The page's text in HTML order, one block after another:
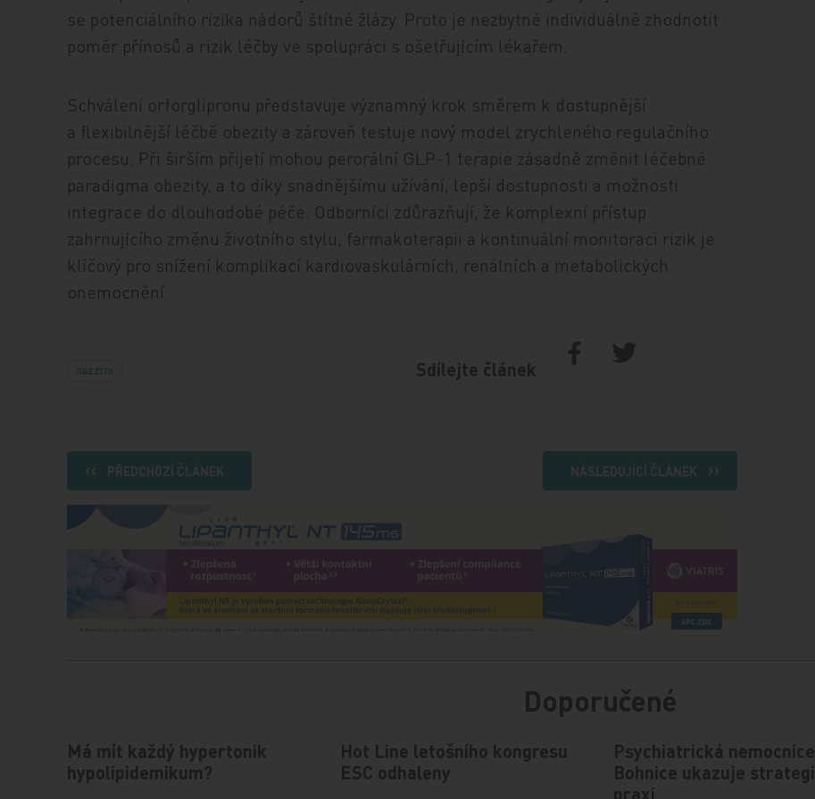
se potenciálního rizika nádorů štítné žlázy. Proto je nezbytné individuálně zhodnotit
poměr přínosů a rizik léčby ve spolupráci s ošetřujícím lékařem.
Schválení orforglipronu představuje významný krok směrem k dostupnější
a flexibilnější léčbě obezity a zároveň testuje nový model zrychleného regulačního
procesu. Při širším přijetí mohou perorální GLP-1 terapie zásadně změnit léčebné
paradigma obezity, a to díky snadnějšímu užívání, lepší dostupnosti a možnosti
integrace do dlouhodobé péče. Odborníci zdůrazňují, že komplexní přístup
zahrnujícího změnu životního stylu, farmakoterapii a kontinuální monitoraci rizik je
klíčový pro snížení komplikací kardiovaskulárních, renálních a metabolických
onemocnění.
OBEZITA Sdílejte článek
PŘEDCHOZÍ ČLÁNEK NÁSLEDUJÍCÍ ČLÁNEK
Doporučené
Má mít každý hypertonik
hypolipidemikum?
Hot Line letošního kongresu
ESC odhaleny
Psychiatrická nemocnice
Bohnice ukazuje
praxi